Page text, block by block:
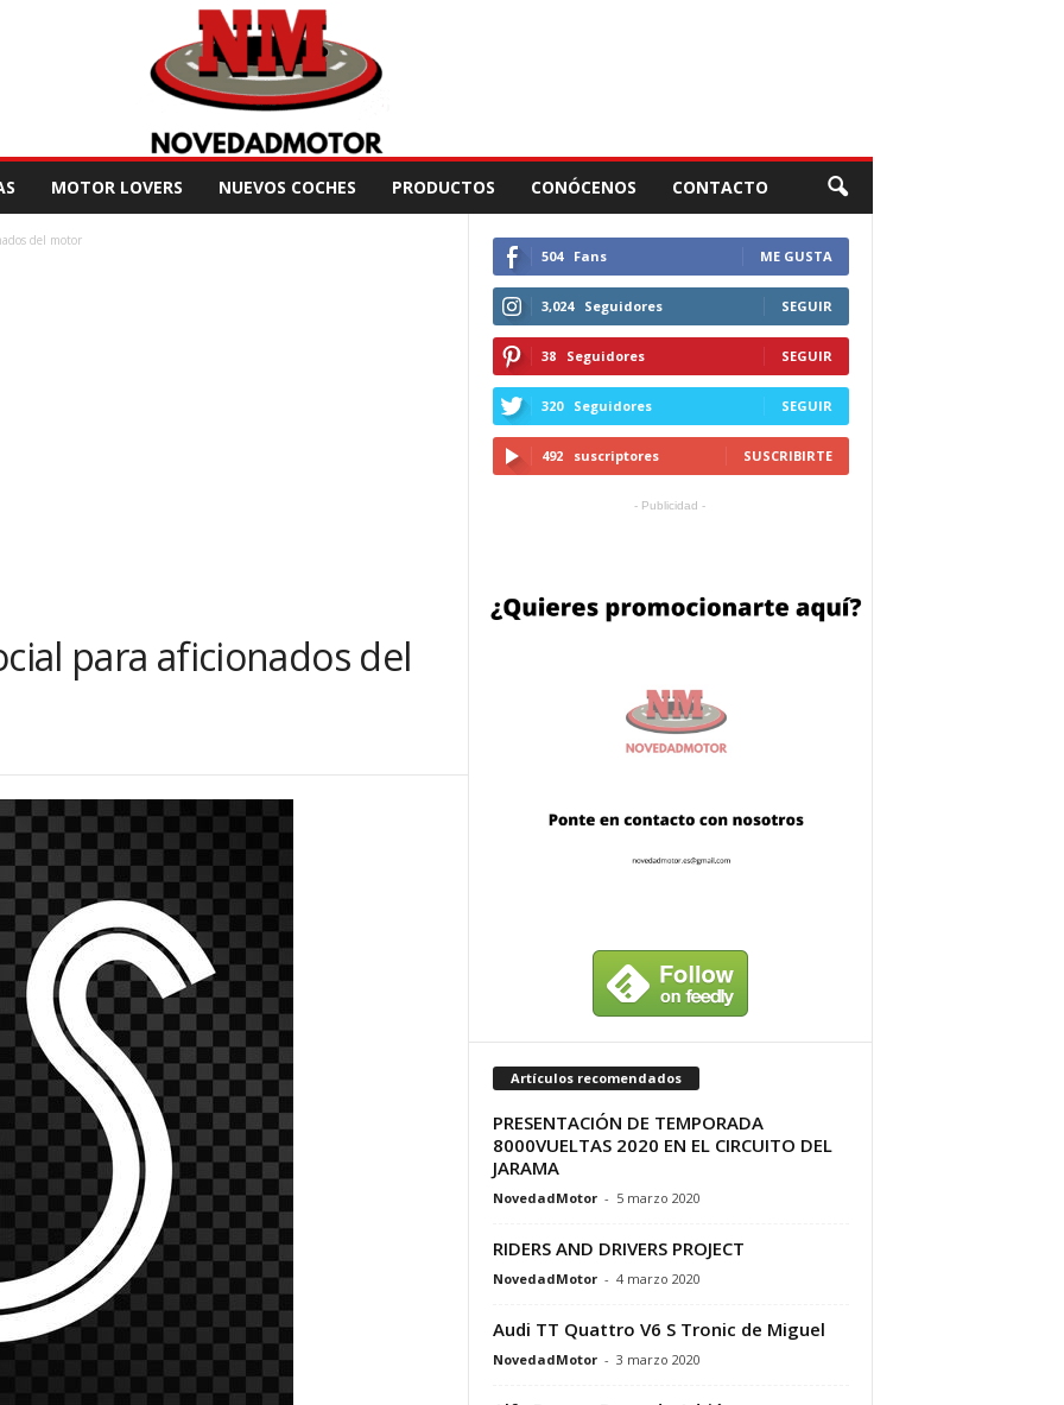
MOTOR LOVERS NUEVOS COCHES PRODUCTOS CONÓCENOS CONTACTO
del motor
para aficionados del
504 Fans ME GUSTA
3,024 Seguidores SEGUIR
38 Seguidores SEGUIR
320 Seguidores SEGUIR
492 suscriptores SUSCRIBIRTE
- Publicidad -
Artículos recomendados
PRESENTACIÓN DE TEMPORADA
8000VUELTAS 2020 EN EL CIRCUITO DEL
JARAMA
NovedadMotor - 5 marzo 2020
RIDERS AND DRIVERS PROJECT
NovedadMotor - 4 marzo 2020
Audi TT Quattro V6 S Tronic de Miguel
NovedadMotor - 3 marzo 2020